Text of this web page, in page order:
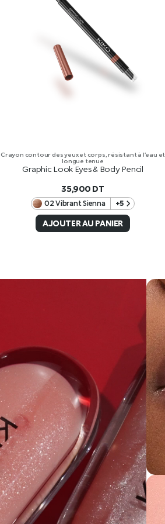
Crayon contour des yeux et corps, résistant à l’eau et
longue tenue
Graphic Look Eyes & Body Pencil
35,900 DT
02 Vibrant Sienna +5
AJOUTER AU PANIER